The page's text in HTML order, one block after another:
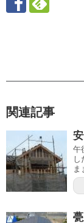
関連記事
午
し
ま